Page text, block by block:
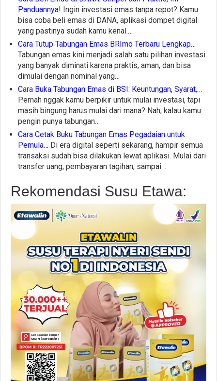
Panduannya! Ingin investasi emas tanpa repot? Kamu
bisa coba beli emas di DANA, aplikasi dompet digital
yang pastinya sudah kamu kenal.…
Cara Tutup Tabungan Emas BRImo Terbaru Lengkap…
Tabungan emas kini menjadi salah satu pilihan investasi
yang banyak diminati karena praktis, aman, dan bisa
dimulai dengan nominal yang…
Cara Buka Tabungan Emas di BSI: Keuntungan, Syarat,…
Pernah nggak kamu berpikir untuk mulai investasi, tapi
masih bingung harus mulai dari mana? Nah, kalau kamu
pengin punya tabungan…
Cara Cetak Buku Tabungan Emas Pegadaian untuk
Pemula… Di era digital seperti sekarang, hampir semua
transaksi sudah bisa dilakukan lewat aplikasi. Mulai dari
transfer uang, pembayaran tagihan, sampai…
Rekomendasi Susu Etawa: